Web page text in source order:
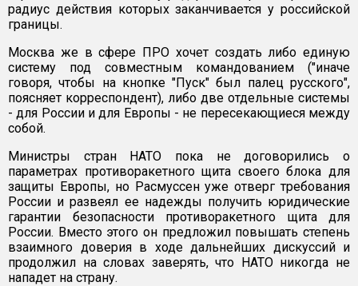
радиус действия которых заканчивается у российской
границы.
Москва же в сфере ПРО хочет создать либо единую
систему под совместным командованием ("иначе
говоря, чтобы на кнопке "Пуск" был палец русского",
поясняет корреспондент), либо две отдельные системы
- для России и для Европы - не пересекающиеся между
собой.
Министры стран НАТО пока не договорились о
параметрах противоракетного щита своего блока для
защиты Европы, но Расмуссен уже отверг требования
России и развеял ее надежды получить юридические
гарантии безопасности противоракетного щита для
России. Вместо этого он предложил повышать степень
взаимного доверия в ходе дальнейших дискуссий и
продолжил на словах заверять, что НАТО никогда не
нападет на страну.